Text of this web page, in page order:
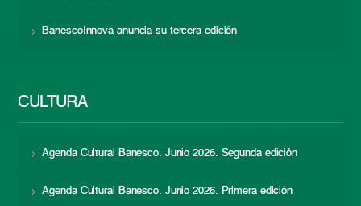
BanescoInnova anuncia su tercera edición
CULTURA
Agenda Cultural Banesco. Junio 2026. Segunda edición
Agenda Cultural Banesco. Junio 2026. Primera edición